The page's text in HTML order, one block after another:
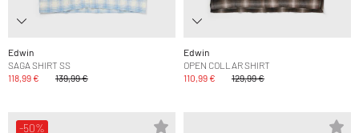
Edwin
SAGA SHIRT SS
118,99 €
139,99 €
Edwin
OPEN COLLAR SHIRT
110,99 €
129,99 €
-50%